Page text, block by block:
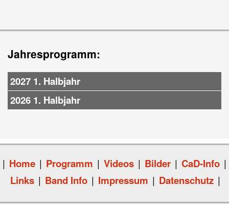
Jahresprogramm:
2027 1. Halbjahr
2026 1. Halbjahr
| Home | Programm | Videos | Bilder | CaD-Info |
Links | Band Info | Impressum | Datenschutz |